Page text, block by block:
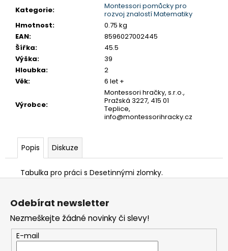
Kategorie:
Montessori pomůcky pro
rozvoj znalostí Matematiky
Hmotnost:
0.75 kg
EAN:
8596027002445
Šířka:
45.5
Výška:
39
Hloubka:
2
Věk: 6 let +
Výrobce:
Montessori hračky, s.r.o.,
Pražská 3227, 415 01
Teplice,
info@montessorihracky.cz
Popis Diskuze
Tabulka pro práci s Desetinnými zlomky.
m
e
MONTESSORI
MOYO
MONTESSORI
NÁHRADNÍ
ÚCHYTY
PUZZLE
Z
Odebírat newsletter
Nezmeškejte žádné novinky či slevy!
E-mail